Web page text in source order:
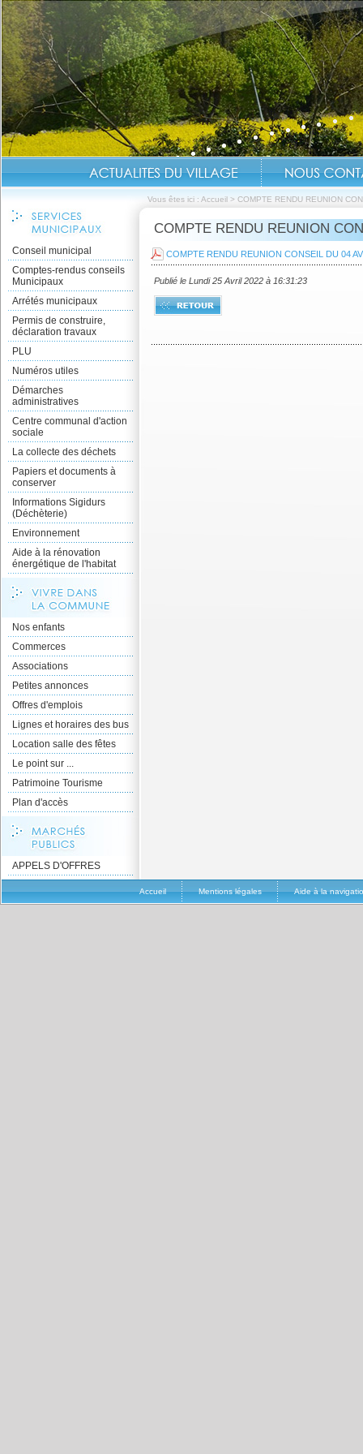
Vous êtes ici : Accueil > COMPTE RENDU REUNION
Conseil municipal
Comptes-rendus conseils
Municipaux
Arrétés municipaux
Permis de construire,
déclaration travaux
PLU
Numéros utiles
Démarches
administratives
Centre communal d'action
sociale
La collecte des déchets
Papiers et documents à
conserver
Informations Sigidurs
(Déchèterie)
Environnement
Aide à la rénovation
énergétique de l'habitat
Nos enfants
Commerces
Associations
Petites annonces
Offres d'emplois
Lignes et horaires des bus
Location salle des fêtes
Le point sur ...
Patrimoine Tourisme
Plan d'accès
APPELS D'OFFRES
COMPTE RENDU REUNION
COMPTE RENDU REUNION CONSEIL DU 04
Publié le Lundi 25 Avril 2022 à 16:31:23
Accueil Mentions légales Aide à la